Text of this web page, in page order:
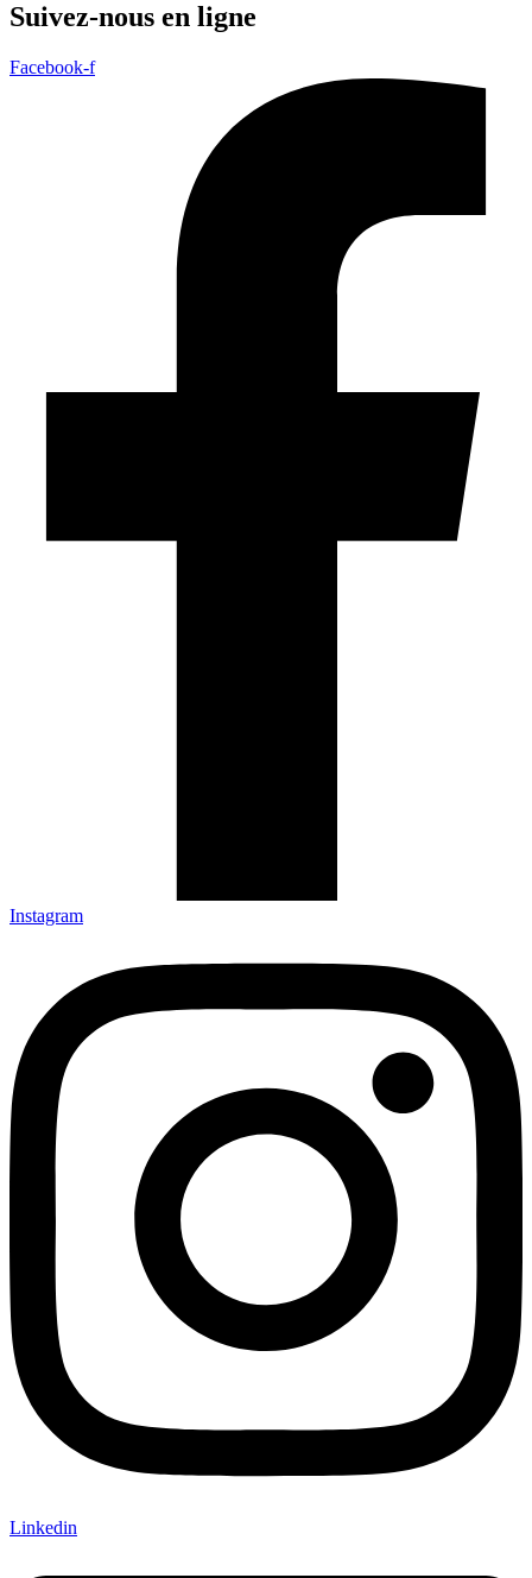
Suivez-nous en ligne
Facebook-f
Instagram
Linkedin